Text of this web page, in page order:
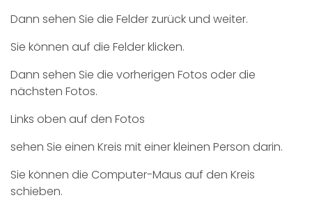
Dann sehen Sie die Felder zurück und weiter.
Sie können auf die Felder klicken.
Dann sehen Sie die vorherigen Fotos oder die
nächsten Fotos.
Links oben auf den Fotos
sehen Sie einen Kreis mit einer kleinen Person darin.
Sie können die Computer-Maus auf den Kreis
schieben.